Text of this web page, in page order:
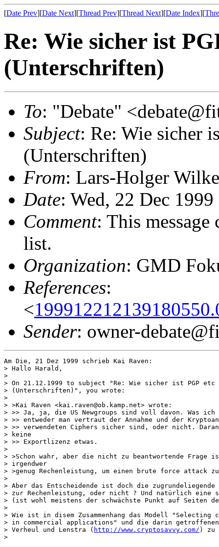
[Date Prev][Date Next][Thread Prev][Thread Next][Date Index][
Re: Wie sicher ist
(Unterschriften)
To: "Debate"
Subject: Re: Wie sicher
(Unterschriften)
From: Lars-Holger
Date: Wed, 22 Dec
Comment: This
list.
Organization: GMD
References:
<
Sender: owner-
Am Die, 21 Dez 1999 schrieb Kai Raven:
> Hallo Harald,
>
> On 21.12.1999 to subject "Re: Wie sicher ist PGP etc
> (Unterschriften)", you wrote:
>
> >Kai Raven <kai.raven@ob.kamp.net> wrote:
> >> Ja, ja, die US Newgroups sind voll davon. Was
> >> entweder man vertraut der Annahme und der
> >> verwendeten Ciphers sicher sind, oder nicht.
> keine
> >> Exportlizenz etwas.
>
> >Schon wahr, aber die nicht zu beantwortende
> irgendwer
> >genug Rechenleistung, um einen brute force attack
>
> Aber das Entscheidende ist doch die
> zur Rechenleistung, oder nicht ? Und natürlich eine
> (ist wohl meistens der schwächste Punkt auf Seiten
>
> Wie ist in disem Zusammenhang das Modell "Selecting
> in commercial applications" und die darin getroffenen
> Verheul und Lenstra ( http://www.cryptosavvy.com/ ) zu
>